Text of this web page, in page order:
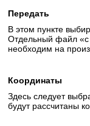
Передать
В этом пункте
Отдельный файл «с
необходим на
Координаты
Здесь следует
будут рассчитаны